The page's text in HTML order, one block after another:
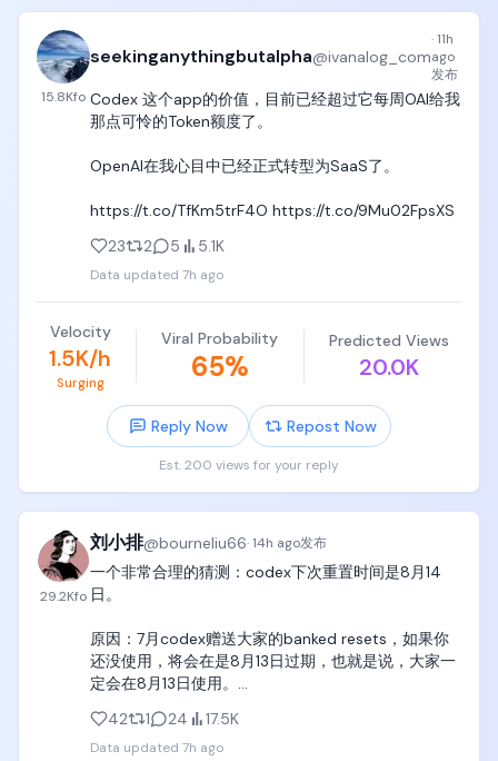
过去，AI 主要参与其中某个环节。比如预测结果、生
成代码或者搜索候选方案。Discovery Loop 的目标，
则是让 AI 参与整个研究闭环：
自动改进模型架构
自动选择训练数据
自动设计评估方法
自动优化训练算法
同时运行数千个实验， 根据预期价值，动态决定算力
应该投入到哪些实验
Discovery Loop背后的核心判断：科学研究真正的瓶
颈，可能不是缺少知识或想法，而是实验循环运行得
实验从串行变成并行，研究效率的变化就不再是提升
10% 或 20%，而可能是几个数量级。
这也解释了为什么 Jeff Dean 认为一家十人左右的公
司可以做这件事。云计算已经把过去只有大公司才拥
有的基础设施变成了可以购买的资源。创业公司的真
正优势不再是拥有数据中心，而是能否让一个小团队
把全部注意力集中在同一个目标上。
Discovery Loop 由 Jeff Dean、Sanjay
Ghemawat、Oriol Vinyals 和 Quoc Le 共同创立。这
个团队覆盖了分布式系统、基础模型、强化学习和大
规模 AI 研究，组合本身也非常契合这家公司想做的
15.8Kfo
seekinganythingbutalpha@ivanalog_com
·11h
ago
发布
Codex 这个app的价值，目前已经超过它每周OAI给我
那点可怜的Token额度了。
OpenAI在我心目中已经正式转型为SaaS了。
https://t.co/TfKm5trF4O https://t.co/9Mu02FpsXS
23
2 5 5.1K
Data updated 7h ago
Velocity
1.5K/h
Surging
Viral Probability
65%
Predicted Views
20.0K
Reply Now Repost Now
Est. 200 views for your reply
29.2Kfo
刘小排@bourneliu66·14h ago发布
一个非常合理的猜测：codex下次重置时间是8月14
日。
原因：7月codex赠送大家的banked resets，如果你
还没使用，将会在是8月13日过期，也就是说，大家一
定会在8月13日使用。
@thsottiaux 如果在8月14日选择对所有人重置
codex，实际付出的成本最低、又能延续了“codex会
42 1 24 17.5K
Data updated 7h ago